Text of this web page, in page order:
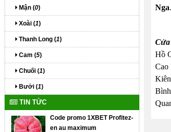
Nga.
Cửa
Hồ
Cao
Mận (0)
Xoài (1)
Thanh Long (1)
Cam (5)
Chuối (1)
Bưởi (1)
TIN TỨC
Code promo 1XBET Profitez-
en au maximum